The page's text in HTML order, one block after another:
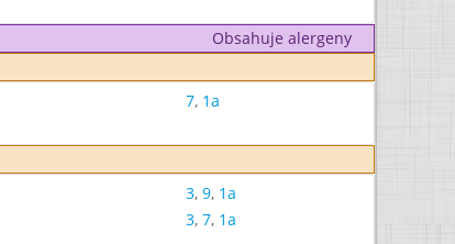
Obsahuje alergeny
7, 1a
3, 9, 1a
3, 7, 1a